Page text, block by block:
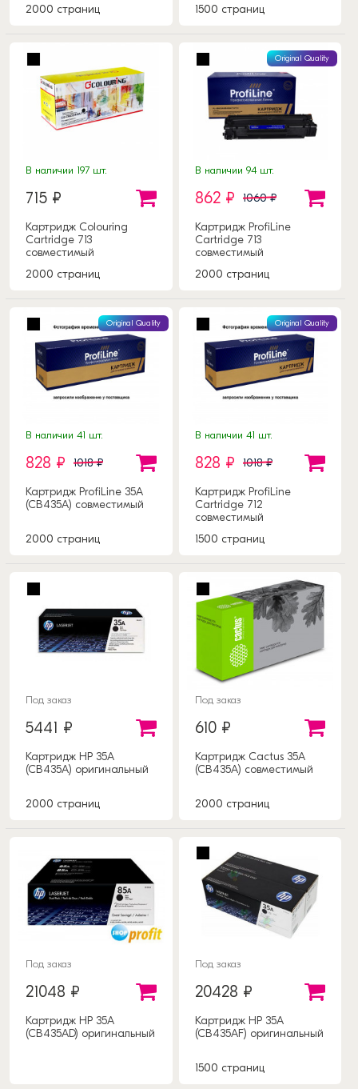
2000 страниц
1500 страниц
В наличии 197 шт.
715 ₽
Картридж Colouring
Cartridge 713
совместимый
2000 страниц
Original Quality
В наличии 94 шт.
862 ₽ 1060 ₽
Картридж ProfiLine
Cartridge 713
совместимый
2000 страниц
Original Quality
В наличии 41 шт.
828 ₽ 1018 ₽
Картридж ProfiLine 35A
(CB435A) совместимый
2000 страниц
Original Quality
В наличии 41 шт.
828 ₽ 1018 ₽
Картридж ProfiLine
Cartridge 712
совместимый
1500 страниц
Под заказ
5441 ₽
Картридж HP 35A
(CB435A) оригинальный
2000 страниц
Под заказ
610 ₽
Картридж Cactus 35A
(CB435A) совместимый
2000 страниц
Под заказ
21048 ₽
Картридж HP 35A
(CB435AD) оригинальный
Под заказ
20428 ₽
Картридж HP 35A
(CB435AF) оригинальный
1500 страниц